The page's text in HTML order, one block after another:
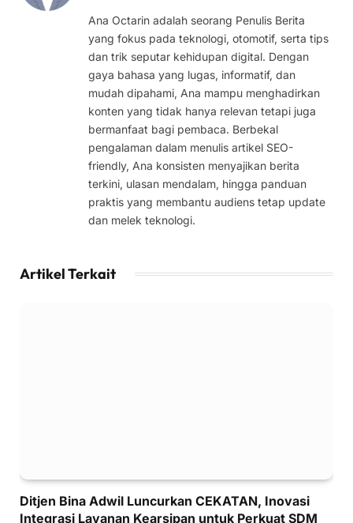
Ana Octarin adalah seorang Penulis Berita
yang fokus pada teknologi, otomotif, serta tips
dan trik seputar kehidupan digital. Dengan
gaya bahasa yang lugas, informatif, dan
mudah dipahami, Ana mampu menghadirkan
konten yang tidak hanya relevan tetapi juga
bermanfaat bagi pembaca. Berbekal
pengalaman dalam menulis artikel SEO-
friendly, Ana konsisten menyajikan berita
terkini, ulasan mendalam, hingga panduan
praktis yang membantu audiens tetap update
dan melek teknologi.
Artikel Terkait
Ditjen Bina Adwil Luncurkan CEKATAN, Inovasi
Integrasi Layanan Kearsipan untuk Perkuat SDM